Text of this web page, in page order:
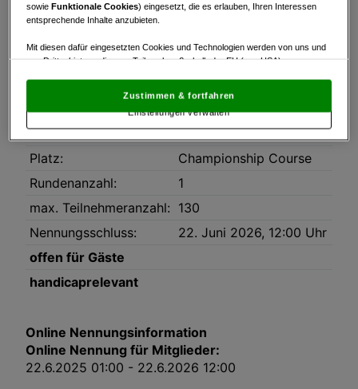
Turnierinfo
|
| Start ab ca. 11:30 Uhr
Datum:
23.06.2026
Modus:
Stableford
HCP-Limit:
54
Platz:
Championship Course
Rundenanzahl:
1
max. Teilnehmeranzahl: 130
Nennungsschluss:
22. Juni 2026, 12:00 Uhr
offen für Gäste
handicaprelevant
Online Nennungsinformation
Online Nennung für Mitglieder:
22.6.2025 01:00 - 22.6.2026 12:00
sowieFunktionale Cookies) eingesetzt, die es erlauben, Ihren Interessen
entsprechende Inhalte anzubieten.
Mit diesen dafür eingesetzten Cookies und Technologien werden von uns und
von Drittanbietern, die zum Teil auch außerhalb der EU (u.a. USA)
angemessenes Datenschutzniveau bescheinigt.Es besteht insbesondere
das Risiko, dass Ihre Daten dem Zugriff durch US-Behörden zu Kontroll- und
Überwachungszwecken unterliegen und dagegen keine wirksamen
Rechtsbehelfe zur Verfügung stehen.
Mit Klick auf „Zustimmen & fortfahren“ willigen Sie in die Verwendung
von unseren Cookies und auch von Drittanbietern (auch aus USA) ein.
Widerspruch gegen die Verarbeitung auf der Grundlage berechtigter
jeder Seite unten im Footer befinden.
Link zur Datenschutzrichtlinie
Impressum
Wir und unsere Partner verarbeiten Daten, um
Folgendes bereitzustellen:
Verwendung genauer Standortdaten. Endgeräteeigenschaften zur Identifikation
aktiv abfragen. Speichern von oder Zugriff auf Informationen auf einem
Einstellungen verwalten
Zustimmen & fortfahren